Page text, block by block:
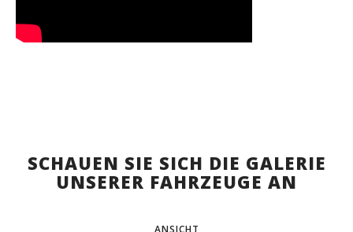
SCHAUEN SIE SICH DIE GALERIE
UNSERER FAHRZEUGE AN